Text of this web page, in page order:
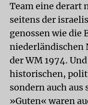
Team eine derart
seitens der
genossen wie die
niederländischen
der WM 1974.
historischen,
sondern auch
»Guten« waren